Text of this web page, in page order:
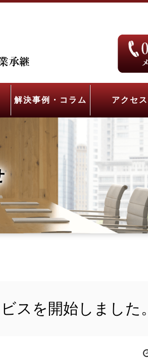
解決事例・コラム アクセス
スを開始しました。